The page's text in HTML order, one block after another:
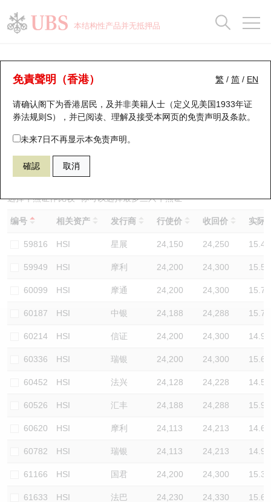
本结构性产品并无抵押品
繁 / 简 / EN
免責聲明（香港）
请确认阁下为香港居民，及并非美籍人士（定义见美国1933年证
券法规则S），并已阅读、理解及接受本网页的免责声明及条款。
未来7日不再显示本免责声明。
確認 取消
牛熊证分析仪
表现 街货统计 比较
55819 瑞银牛证 HSI 恒生指数
选择牛熊证作比较 *你可以选择最多三只牛熊证
编号 相关资产 发行商 行使价 收回价 实际
59816 HSI 星展 24,150 24,250 15.4
59949 HSI 摩利 24,200 24,300 15.5
60099 HSI 摩通 24,200 24,300 15.7
60187 HSI 中银 24,188 24,288 15.7
60214 HSI 信证 24,200 24,300 14.9
60336 HSI 瑞银 24,200 24,300 15.6
60452 HSI 法兴 24,128 24,228 14.5
60526 HSI 汇丰 24,188 24,288 15.9
60620 HSI 摩利 24,113 24,213 14.6
60782 HSI 瑞银 24,113 24,213 14.9
61166 HSI 国君 24,200 24,300 15.3
61633 HSI 法巴 24,230 24,330 15.6
瑞银认股证一览
新发行瑞银认股证
即将到期认股证
认股证到期结算价查找
认股证分析仪
认股证速算机
认股证/牛熊证日志
认股证文件及公告
街货统计
比较
牛熊全景快搜
牛熊证搜寻
牛熊证街货分布图
正股牛熊证列表
新发行瑞银牛熊证
已收回牛熊证剩余价值
牛熊证到期结算价查找
牛熊证分析仪
牛熊证文件及公告
牛熊证文件及公告 (瑞信)
街货统计
比较
十大升幅/跌幅
十大认股证成交分布
十天股证占大市成交
资金流
街货统计
三十大平均引伸波幅
正股分析仪
二十大活跃股份
恒指成份股
国指成份股
科指成份股
相关资产沽空
中资ETFs溢价比较
AH 股价对照
ADR
收市竞价变化
持股比重
显示所有持股比重
每月轮证大市专题
轮证专栏
讲座及教育短片
认股证投资者教育
牛熊证投资者教育
认股证牛熊证常问问题